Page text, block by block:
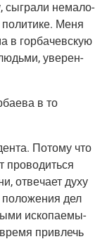
сыг­ра­ли нема­ло­
Меня
в гор­ба­чев­скую
уве­рен­
в то
Пото­му что
про­во­дить­ся
отве­ча­ет духу
дел
иско­па­е­мы­
при­влечь